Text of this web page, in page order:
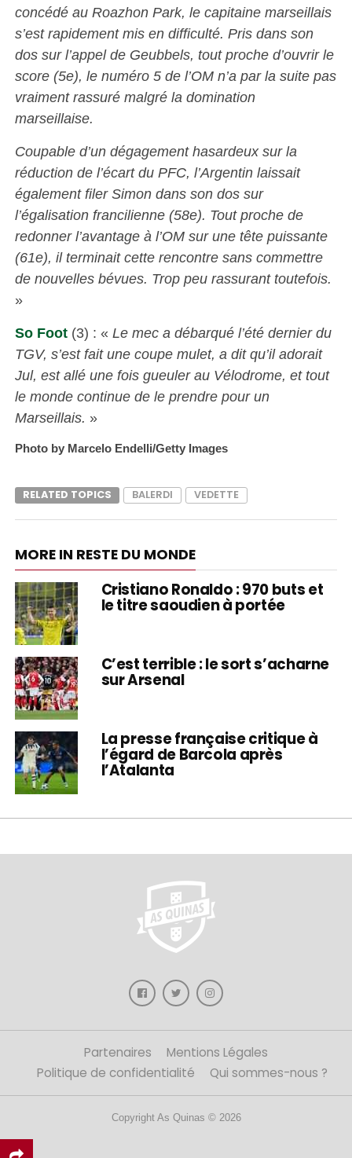
concédé au Roazhon Park, le capitaine marseillais
s’est rapidement mis en difficulté. Pris dans son
dos sur l’appel de Geubbels, tout proche d’ouvrir le
score (5e), le numéro 5 de l’OM n’a par la suite pas
vraiment rassuré malgré la domination
marseillaise.
Coupable d’un dégagement hasardeux sur la
réduction de l’écart du PFC, l’Argentin laissait
également filer Simon dans son dos sur
l’égalisation francilienne (58e). Tout proche de
redonner l’avantage à l’OM sur une tête puissante
(61e), il terminait cette rencontre sans commettre
de nouvelles bévues. Trop peu rassurant toutefois.
»
So Foot(3) : « Le mec a débarqué l’été dernier du
TGV, s’est fait une coupe mulet, a dit qu’il adorait
Jul, est allé une fois gueuler au Vélodrome, et tout
le monde continue de le prendre pour un
Marseillais. »
Photo by Marcelo Endelli/Getty Images
RELATED TOPICS BALERDI VEDETTE
MORE IN RESTE DU MONDE
Cristiano Ronaldo : 970 buts et
le titre saoudien à portée
C’est terrible : le sort s’acharne
sur Arsenal
La presse française critique à
l’égard de Barcola après
l’Atalanta
Partenaires
Mentions Légales
Politique de confidentialité
Qui sommes-nous ?
Copyright As Quinas © 2026